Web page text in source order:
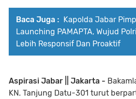
Baca Juga : Kapolda Jabar
Launching PAMAPTA, Wujud
Lebih Responsif Dan Proaktif
Aspirasi Jabar || Jakarta -
KN. Tanjung Datu-301 turut